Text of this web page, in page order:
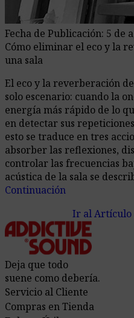
Fecha de Publicación: 5 de
Cómo eliminar el eco y la
una sala
El eco y la reverberación
solo escenario: cuando la
energía más rápido de lo
en detectar sus
esto se traduce en tres
absorber las reflexiones,
controlar las frecuencias
acústica de la sala se
Continuación
Ir al Artículo
Deja que todo
suene como debería.
Servicio al Cliente
Compras en Tienda